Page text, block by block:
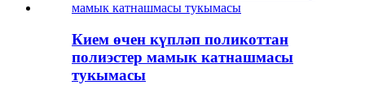
Кием өчен күпләп поликоттан
полиэстер мамык катнашмасы
тукымасы